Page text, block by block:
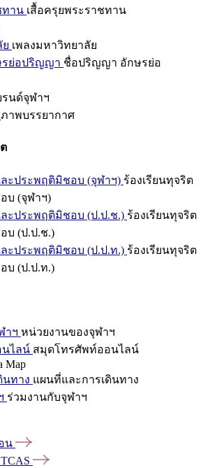
ทาน เสื้อครุยพระราชทาน
ย เพลงมหาวิทยาลัย
ย่อปริญญา ชื่อปริญญา อักษรย่อ
รนด์จุฬาฯ
ภาพบรรยากาศ
ละประพฤติมิชอบ (จุฬาฯ) ร้องเรียนทุจริต
บ (จุฬาฯ)
ละประพฤติมิชอบ (ป.ป.ช.) ร้องเรียนทุจริต
บ (ป.ป.ช.)
ละประพฤติมิชอบ (ป.ป.ท.) ร้องเรียนทุจริต
บ (ป.ป.ท.)
าฯ หน่วยงานของจุฬาฯ
ไลน์ สมุดโทรศัพท์ออนไลน์
Map
นทาง แผนที่และการเดินทาง
ร่วมงานกับจุฬาฯ
น
TCAS